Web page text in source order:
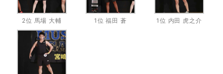
2位 馬場 大輔 1位 福田 蒼 1位 内田 虎之介